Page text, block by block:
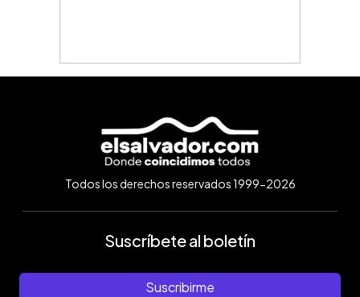
Todos los derechos reservados 1999-2026
Suscríbete al boletín
Suscribirme